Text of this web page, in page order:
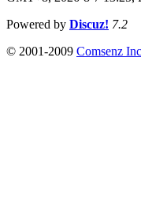
Powered by Discuz! 7.2
© 2001-2009 Comsenz